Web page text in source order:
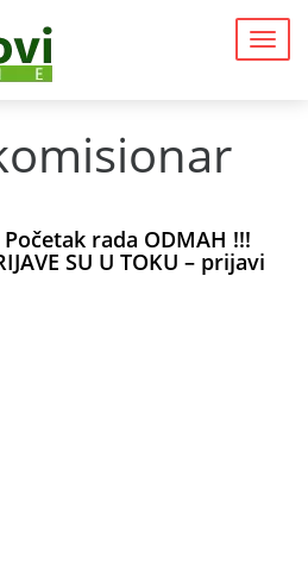
rada ODMAH !!!
SU U TOKU – prijavi